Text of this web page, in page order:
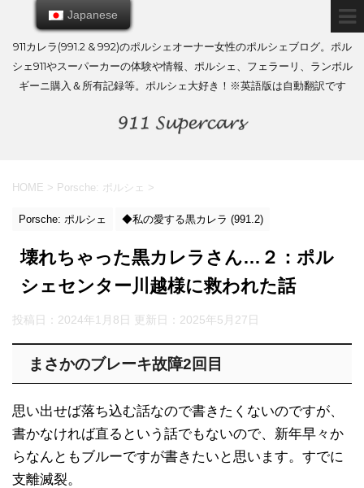
911カレラ(991.2 & 992)のポルシェオーナー女性のポルシェブログ。ポル
シェ911やスーパーカーの体験や情報、ポルシェ、フェラーリ、ランボル
ギーニ購入＆所有記録等。ポルシェ大好き！※英語版は自動翻訳です
HOME > Porsche: ポルシェ >
Porsche: ポルシェ ◆私の愛する黒カレラ (991.2)
壊れちゃった黒カレラさん…２：ポル
シェセンター川越様に救われた話
投稿日：2024年1月8日 更新日： 2025年5月27日
まさかのブレーキ故障2回目
思い出せば落ち込む話なので書きたくないのですが、
書かなければ直るという話でもないので、新年早々か
らなんともブルーですが書きたいと思います。すでに
支離滅裂。
Japanese
Japanese